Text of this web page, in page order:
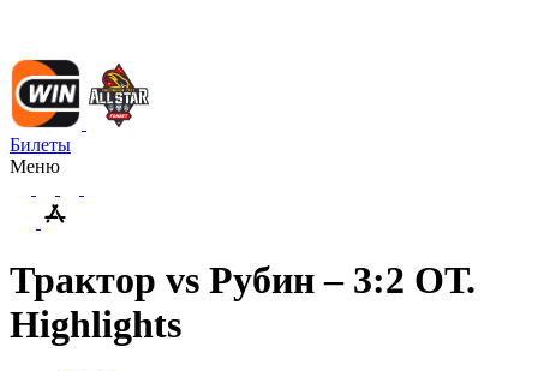
Билеты
Меню
Трактор vs Рубин – 3:2 ОТ.
Highlights